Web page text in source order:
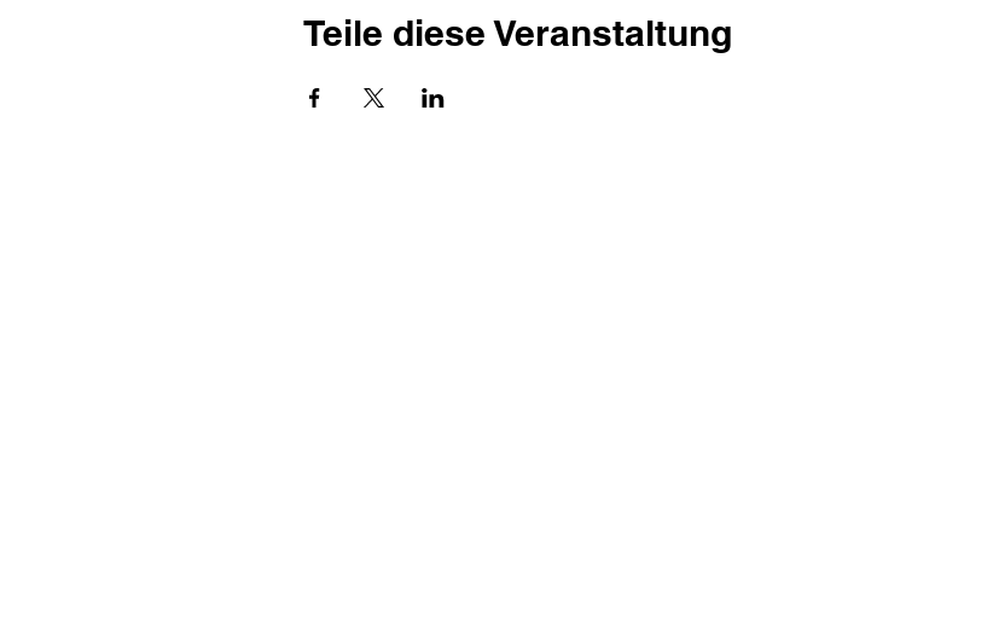
Teile diese Veranstaltung